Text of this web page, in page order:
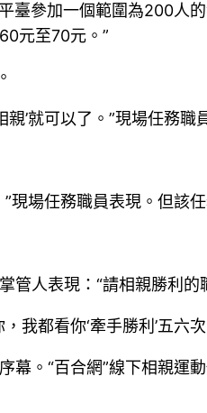
臺參加一個範圍為200人
元至70元。”
’就可以了。”現場任務職
現場任務職員表現。但該
管人表現：“請相親勝利
我都看你‘牽手勝利’五
幕。“百合網”線下相親運